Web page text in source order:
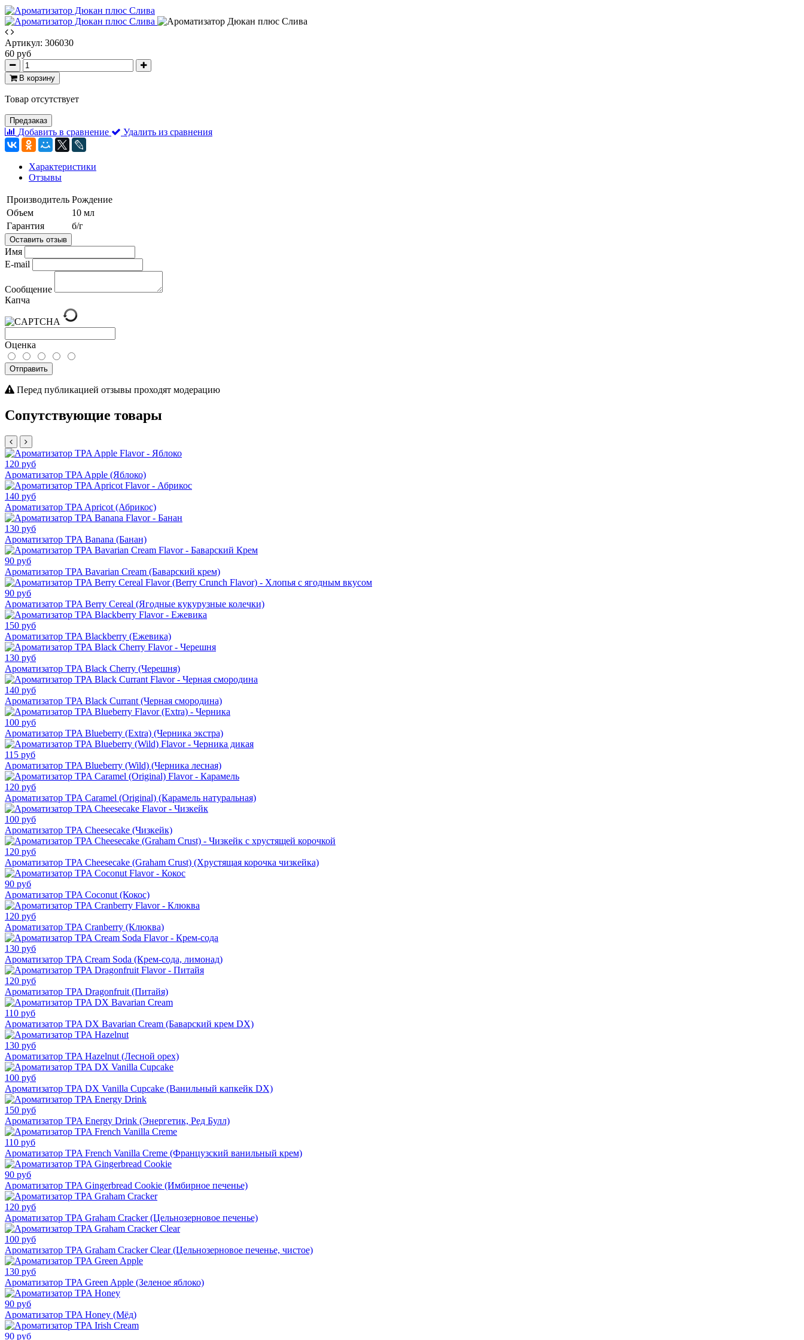
Артикул: 306030
60 руб
В корзину
Товар отсутствует
Предзаказ
Добавить в сравнение Удалить из сравнения
Характеристики
Отзывы
Производитель Рождение
Объем
10 мл
Гарантия
б/г
Оставить отзыв
Имя
E-mail
Сообщение
Капча
Оценка
Отправить
Перед публикацией отзывы проходят модерацию
Сопутствующие товары
120 руб
Ароматизатор TPA Apple (Яблоко)
140 руб
Ароматизатор TPA Apricot (Абрикос)
130 руб
Ароматизатор TPA Banana (Банан)
90 руб
Ароматизатор TPA Bavarian Cream (Баварский крем)
90 руб
Ароматизатор TPA Berry Cereal (Ягодные кукурузные колечки)
150 руб
Ароматизатор TPA Blackberry (Ежевика)
130 руб
Ароматизатор TPA Black Cherry (Черешня)
140 руб
Ароматизатор TPA Black Currant (Черная смородина)
100 руб
Ароматизатор TPA Blueberry (Extra) (Черника экстра)
115 руб
Ароматизатор TPA Blueberry (Wild) (Черника лесная)
120 руб
Ароматизатор TPA Caramel (Original) (Карамель натуральная)
100 руб
Ароматизатор TPA Cheesecake (Чизкейк)
120 руб
Ароматизатор TPA Cheesecake (Graham Crust) (Хрустящая корочка чизкейка)
90 руб
Ароматизатор TPA Coconut (Кокос)
120 руб
Ароматизатор TPA Cranberry (Клюква)
130 руб
Ароматизатор TPA Cream Soda (Крем-сода, лимонад)
120 руб
Ароматизатор TPA Dragonfruit (Питайя)
110 руб
Ароматизатор TPA DX Bavarian Cream (Баварский крем DX)
130 руб
Ароматизатор TPA Hazelnut (Лесной орех)
100 руб
Ароматизатор TPA DX Vanilla Cupcake (Ванильный капкейк DX)
150 руб
Ароматизатор TPA Energy Drink (Энергетик, Ред Булл)
110 руб
Ароматизатор TPA French Vanilla Creme (Французский ванильный крем)
90 руб
Ароматизатор TPA Gingerbread Cookie (Имбирное печенье)
120 руб
Ароматизатор TPA Graham Cracker (Цельнозерновое печенье)
100 руб
Ароматизатор TPA Graham Cracker Clear (Цельнозерновое печенье, чистое)
130 руб
Ароматизатор TPA Green Apple (Зеленое яблоко)
90 руб
Ароматизатор TPA Honey (Мёд)
90 руб